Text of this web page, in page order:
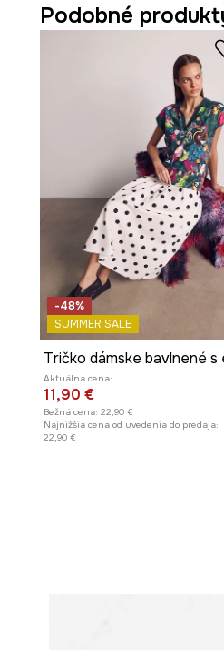
Krátky kimonový rukáv
Rebrovaná úprava
Okrúhly výstrihs
Podobné
-48%
SUMMER SALE
Aktuálna cena:
11,90 €
Bežná cena: 22,90 €
Najnižšia cena od uvedenia do predaja:
22,90 €